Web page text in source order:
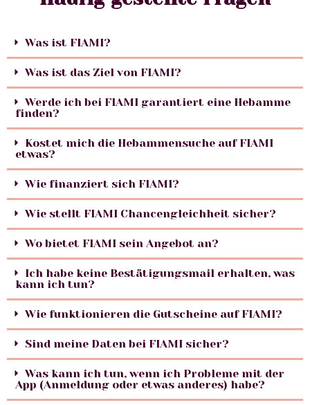
Was ist FIAMI?
Was ist das Ziel von FIAMI?
Werde ich bei FIAMI garantiert eine Hebamme
finden?
Kostet mich die Hebammensuche auf FIAMI
etwas?
Wie finanziert sich FIAMI?
Wie stellt FIAMI Chancengleichheit sicher?
Wo bietet FIAMI sein Angebot an?
Ich habe keine Bestätigungsmail erhalten, was
kann ich tun?
Wie funktionieren die Gutscheine auf FIAMI?
Sind meine Daten bei FIAMI sicher?
Was kann ich tun, wenn ich Probleme mit der
App (Anmeldung oder etwas anderes) habe?